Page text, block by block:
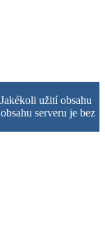
užití obsahu
serveru je bez